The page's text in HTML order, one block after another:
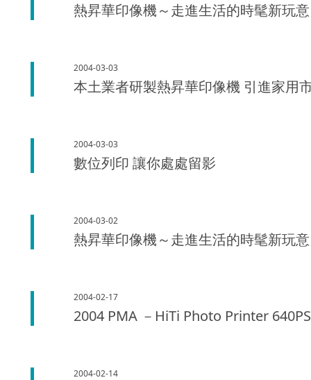
熱昇華印像機～走進生活的時髦新玩意
2004-03-03
本土業者研製熱昇華印像機 引進家用
2004-03-03
數位列印 讓你處處留影
2004-03-02
熱昇華印像機～走進生活的時髦新玩意
2004-02-17
2004 PMA －HiTi Photo Printer
2004-02-14